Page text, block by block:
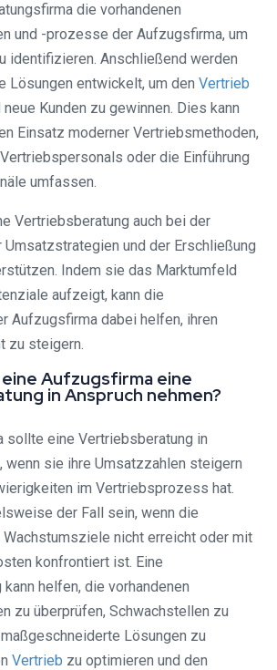
die vorhandenen
und -prozesse der Aufzugsfirma, um
identifizieren. Anschließend werden
Lösungen entwickelt, um den Vertrieb
Kunden zu gewinnen. Dies kann
Einsatz moderner Vertriebsmethoden,
oder die Einführung
umfassen.
Vertriebsberatung auch bei der
Umsatzstrategien und der Erschließung
Indem sie das Marktumfeld
aufzeigt, kann die
Aufzugsfirma dabei helfen, ihren
zu steigern.
eine Aufzugsfirma eine
in Anspruch nehmen?
sollte eine Vertriebsberatung in
wenn sie ihre Umsatzzahlen steigern
im Vertriebsprozess hat.
der Fall sein, wenn die
nicht erreicht oder mit
konfrontiert ist. Eine
helfen, die vorhandenen
zu überprüfen, Schwachstellen zu
Lösungen zu
Vertrieb zu optimieren und den